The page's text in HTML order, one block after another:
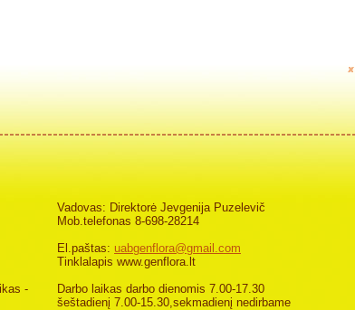
-
Vadovas: Direktorė Jevgenija Puzelevič
Mob.telefonas 8-698-28214
El.paštas: uabgenflora@gmail.com
Tinklalapis www.genflora.lt
Darbo laikas darbo dienomis 7.00-17.30
šeštadienį 7.00-15.30,sekmadienį nedirbame